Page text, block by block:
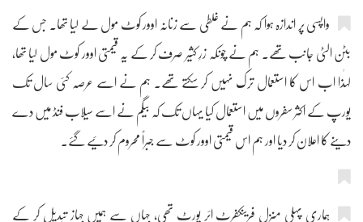
واپسی پر اندازہ ہوا کہ ہم نے غلطی سے زنانہ اوور کوٹ مول لے لیا تھا۔ جس کے
بٹن الٹی جانب تھے۔ ہم نے چونکہ زرِ کثیر صرف کر کے یہ قیمتی اوور کوٹ مول لیا تھا،
لہٰذا اب اس کا استعمال ترک نہیں کر سکتے تھے۔ ہم نے اسے عرصہ کئی سال تک
یورپ کے اکثر سفروں میں استعمال کیا یہاں تک کہ بیگم نے اسے سیلاب فنڈ میں دے
دینے کا اعلان کر دیا اور ہم اس قیمتی اوور کوٹ سے جبراً محروم کر دئیے گئے۔
ہماری پہلی منزل فرینکفرٹ ائر پورٹ تھی، جہاں سے ہمیں جہاز تبدیل کر کے